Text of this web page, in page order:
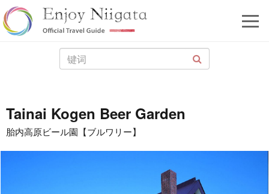
Tainai Kogen Beer Garden
胎内高原ビール園【ブルワリー】